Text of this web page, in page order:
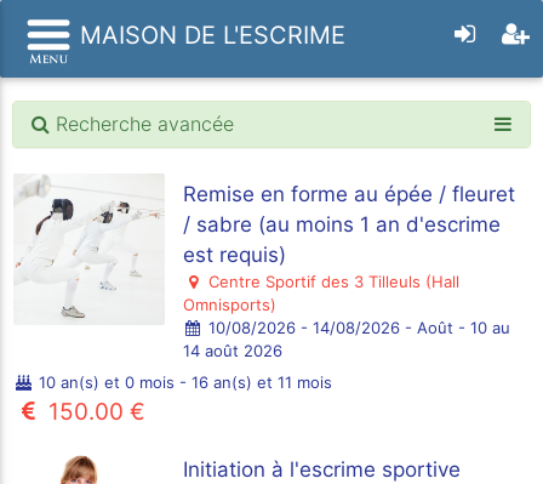
MAISON DE L'ESCRIME
Recherche avancée
Remise en forme au épée / fleuret
/ sabre (au moins 1 an d'escrime
est requis)
Centre Sportif des 3 Tilleuls (Hall
Omnisports)
10/08/2026 - 14/08/2026 - Août - 10 au
14 août 2026
10 an(s) et 0 mois - 16 an(s) et 11 mois
150.00 €
Initiation à l'escrime sportive